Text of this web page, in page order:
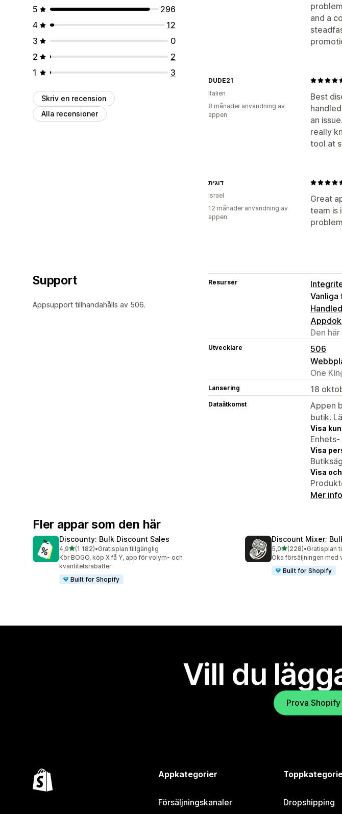
5
296
4
12
3
0
2
2
1
3
Skriv en recension
Alla recensioner
and a
Best
an
really
tool at
DUDE21
Italien
8 månader användning av
appen
Great
team is
דוגית
Israel
12 månader användning av
appen
Support
Appsupport tillhandahålls av 506.
Resurser
Vanliga
Den
Utvecklare
506
One
Lansering 18
Dataåtkomst
Appen
butik.
Visa
Visa
Visa
Mer
Fler appar som den här
Discounty: Bulk Discount Sales
4,9av 5 stjärnor
(1 182)
1182 recensioner totalt
•Gratisplan tillgänglig
Kör BOGO, köp X få Y, app för volym- och
kvantitetsrabatter
Built for Shopify
Discount Mixer:
5,0av 5 stjärnor
(228)
228 recensioner totalt
•Gratisplan
Öka försäljningen med
Built for Shopify
Vill du
Prova
Appkategorier
Försäljningskanaler Dropshipping